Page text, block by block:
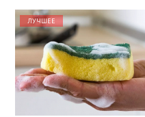
ЛУЧШЕЕ